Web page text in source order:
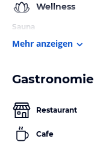
Wellness
Sauna
Mehr anzeigen
Gastronomie
Restaurant
Cafe